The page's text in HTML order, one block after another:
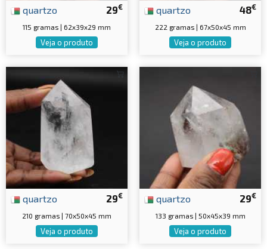
29€
quartzo
115 gramas | 62x39x29 mm
Veja o produto
48€
quartzo
222 gramas | 67x50x45 mm
Veja o produto
29€
quartzo
210 gramas | 70x50x45 mm
Veja o produto
29€
quartzo
133 gramas | 50x45x39 mm
Veja o produto